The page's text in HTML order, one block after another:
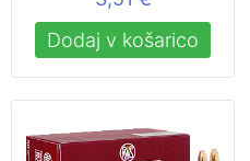
Dodaj v košarico